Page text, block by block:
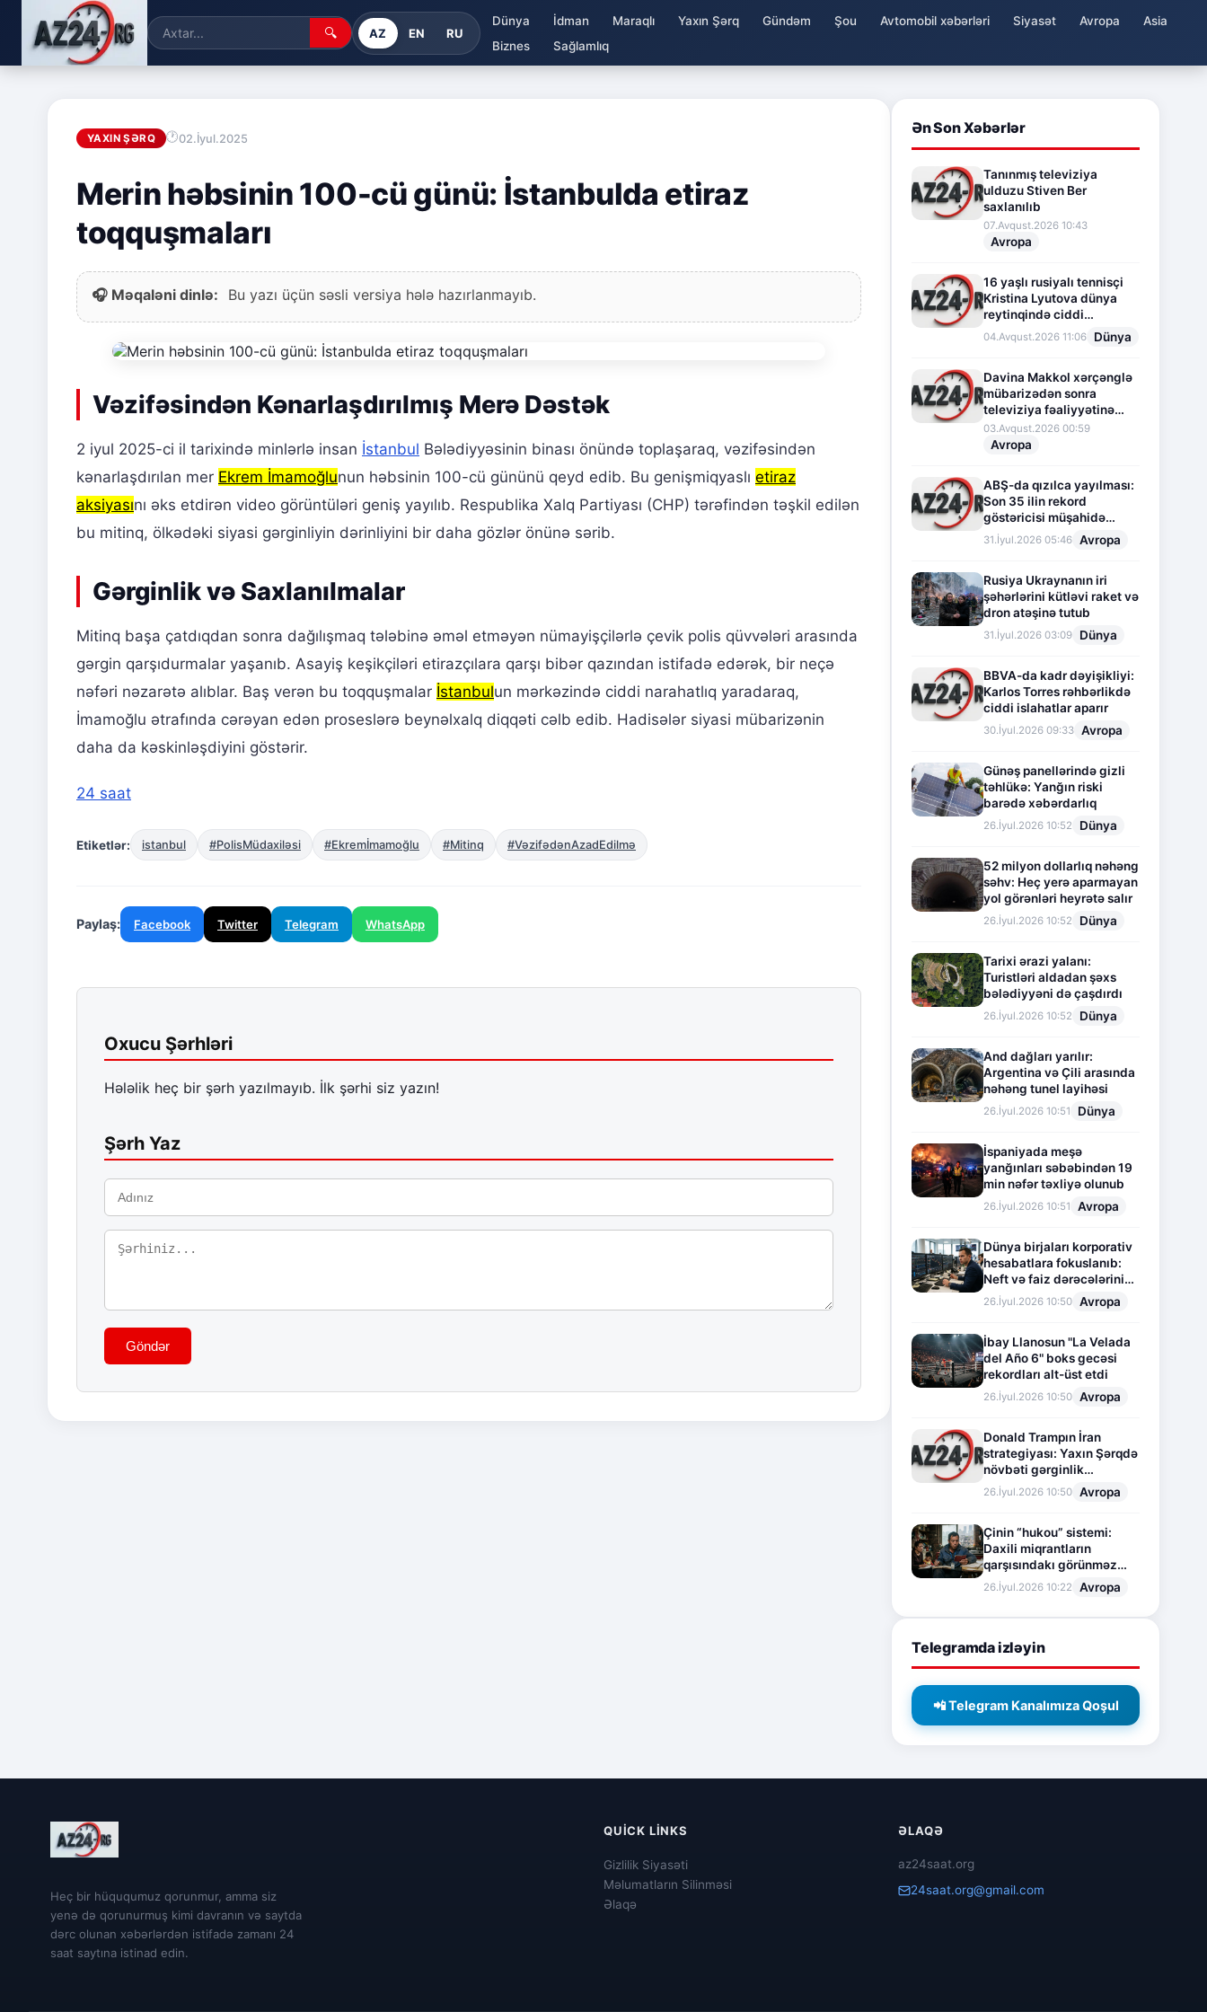
🔍 AZ EN RU
Dünya İdman Maraqlı Yaxın Şərq Gündəm Şou Avtomobil xəbərləri Siyasət Avropa
Asia
Biznes
Sağlamlıq
YAXIN ŞƏRQ 02.İyul.2025
Merin həbsinin 100-cü günü: İstanbulda etiraz
toqquşmaları
🎧 Məqaləni dinlə: Bu yazı üçün səsli versiya hələ hazırlanmayıb.
Vəzifəsindən Kənarlaşdırılmış Merə Dəstək
2 iyul 2025-ci il tarixində minlərlə insan İstanbul Bələdiyyəsinin binası önündə toplaşaraq, vəzifəsindən
kənarlaşdırılan mer Ekrem İmamoğlunun həbsinin 100-cü gününü qeyd edib. Bu genişmiqyaslı etiraz
aksiyasını əks etdirən video görüntüləri geniş yayılıb. Respublika Xalq Partiyası (CHP) tərəfindən təşkil edilən
bu mitinq, ölkədəki siyasi gərginliyin dərinliyini bir daha gözlər önünə sərib.
Gərginlik və Saxlanılmalar
Mitinq başa çatdıqdan sonra dağılışmaq tələbinə əməl etməyən nümayişçilərlə çevik polis qüvvələri arasında
gərgin qarşıdurmalar yaşanıb. Asayiş keşikçiləri etirazçılara qarşı bibər qazından istifadə edərək, bir neçə
nəfəri nəzarətə alıblar. Baş verən bu toqquşmalar İstanbulun mərkəzində ciddi narahatlıq yaradaraq,
İmamoğlu ətrafında cərəyan edən proseslərə beynəlxalq diqqəti cəlb edib. Hadisələr siyasi mübarizənin
daha da kəskinləşdiyini göstərir.
24 saat
Etiketlər: istanbul #PolisMüdaxiləsi #Ekremİmamoğlu #Mitinq #VəzifədənAzadEdilmə
Paylaş: Facebook Twitter Telegram WhatsApp
Oxucu Şərhləri
Hələlik heç bir şərh yazılmayıb. İlk şərhi siz yazın!
Şərh Yaz
Göndər
Ən Son Xəbərlər
Tanınmış televiziya
ulduzu Stiven Ber
saxlanılıb
07.Avqust.2026 10:43
Avropa
16 yaşlı rusiyalı tennisçi
Kristina Lyutova dünya
reytinqində ciddi
irəliləyişə imza atdı
04.Avqust.2026 11:06 Dünya
Davina Makkol xərçənglə
mübarizədən sonra
televiziya fəaliyyətinə
fasilə verir
03.Avqust.2026 00:59
Avropa
ABŞ-da qızılca yayılması:
Son 35 ilin rekord
göstəricisi müşahidə
olunur
31.İyul.2026 05:46 Avropa
Rusiya Ukraynanın iri
şəhərlərini kütləvi raket və
dron atəşinə tutub
31.İyul.2026 03:09 Dünya
BBVA-da kadr dəyişikliyi:
Karlos Torres rəhbərlikdə
ciddi islahatlar aparır
30.İyul.2026 09:33 Avropa
Günəş panellərində gizli
təhlükə: Yanğın riski
barədə xəbərdarlıq
26.İyul.2026 10:52 Dünya
52 milyon dollarlıq nəhəng
səhv: Heç yerə aparmayan
yol görənləri heyrətə salır
26.İyul.2026 10:52 Dünya
Tarixi ərazi yalanı:
Turistləri aldadan şəxs
bələdiyyəni də çaşdırdı
26.İyul.2026 10:52 Dünya
And dağları yarılır:
Argentina və Çili arasında
nəhəng tunel layihəsi
26.İyul.2026 10:51 Dünya
İspaniyada meşə
yanğınları səbəbindən 19
min nəfər təxliyə olunub
26.İyul.2026 10:51 Avropa
Dünya birjaları korporativ
hesabatlara fokuslanıb:
Neft və faiz dərəcələrinin
təsiri altında cari vəziyyət
26.İyul.2026 10:50 Avropa
İbay Llanosun "La Velada
del Año 6" boks gecəsi
rekordları alt-üst etdi
26.İyul.2026 10:50 Avropa
Donald Trampın İran
strategiyası: Yaxın Şərqdə
növbəti gərginlik
mərhələsi
26.İyul.2026 10:50 Avropa
Çinin “hukou” sistemi:
Daxili miqrantların
qarşısındakı görünməz
sədd
26.İyul.2026 10:22 Avropa
Telegramda izləyin
📲 Telegram Kanalımıza Qoşul
Heç bir hüququmuz qorunmur, amma siz
yenə də qorunurmuş kimi davranın və saytda
dərc olunan xəbərlərdən istifadə zamanı 24
saat saytına istinad edin.
QUICK LINKS
Gizlilik Siyasəti
Məlumatların Silinməsi
Əlaqə
ƏLAQƏ
az24saat.org
24saat.org@gmail.com